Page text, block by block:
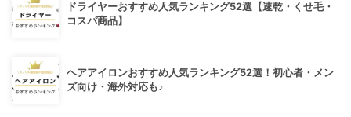
ドライヤーおすすめ人気ランキング52選【速乾・くせ毛・
コスパ商品】
ヘアアイロンおすすめ人気ランキング52選！初心者・メン
ズ向け・海外対応も♪